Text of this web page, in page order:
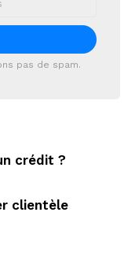
pas de spam.
crédit ?
clientèle